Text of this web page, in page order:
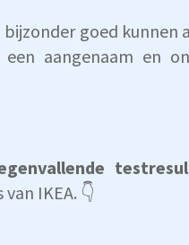
goed kunnen
aangenaam en
IKEA. 👇